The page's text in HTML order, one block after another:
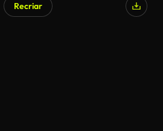
Recriar